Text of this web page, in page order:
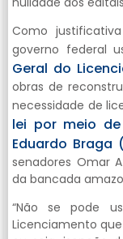
Como
governo federal
Geral do
obras de
necessidade de
lei por meio
Eduardo Braga
senadores Omar
da bancada
“Não se pode
Licenciamento